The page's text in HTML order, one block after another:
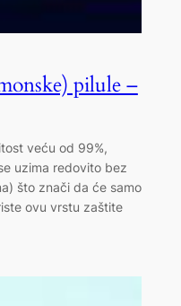
pilule –
veću od 99%,
uzima redovito bez
što znači da će samo
ovu vrstu zaštite